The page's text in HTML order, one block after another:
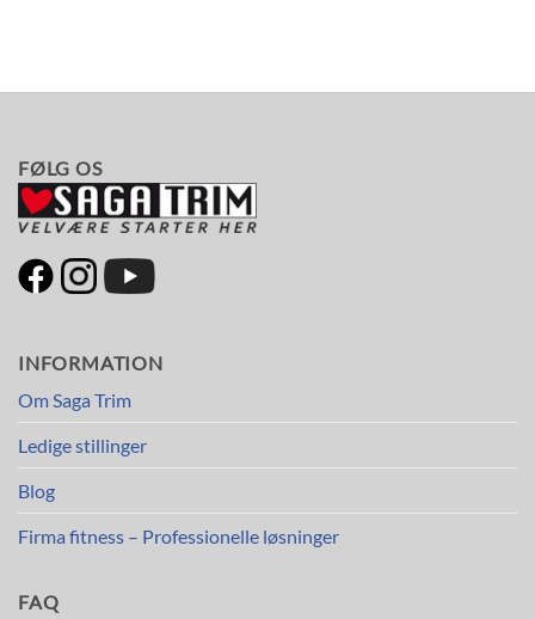
FØLG OS
INFORMATION
Om Saga Trim
Ledige stillinger
Blog
Firma fitness – Professionelle løsninger
FAQ